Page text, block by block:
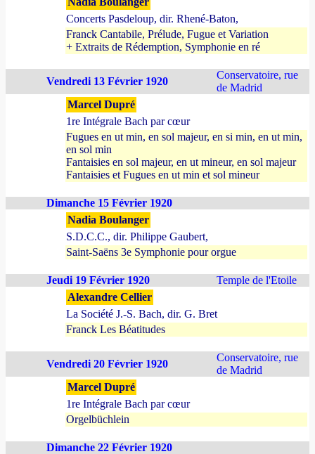
Concerts Pasdeloup, dir. Rhené-Baton,
Franck Cantabile, Prélude, Fugue et Variation
+ Extraits de Rédemption, Symphonie en ré
Vendredi 13 Février 1920
Conservatoire, rue
de Madrid
Marcel Dupré
1re Intégrale Bach par cœur
Fugues en ut min, en sol majeur, en si min, en ut min,
en sol min
Fantaisies en sol majeur, en ut mineur, en sol majeur
Fantaisies et Fugues en ut min et sol mineur
Dimanche 15 Février 1920
Nadia Boulanger
S.D.C.C., dir. Philippe Gaubert,
Saint-Saëns 3e Symphonie pour orgue
Jeudi 19 Février 1920
Temple de l'Etoile
Alexandre Cellier
La Société J.-S. Bach, dir. G. Bret
Franck Les Béatitudes
Vendredi 20 Février 1920
Conservatoire, rue
de Madrid
Marcel Dupré
1re Intégrale Bach par cœur
Orgelbüchlein
Dimanche 22 Février 1920